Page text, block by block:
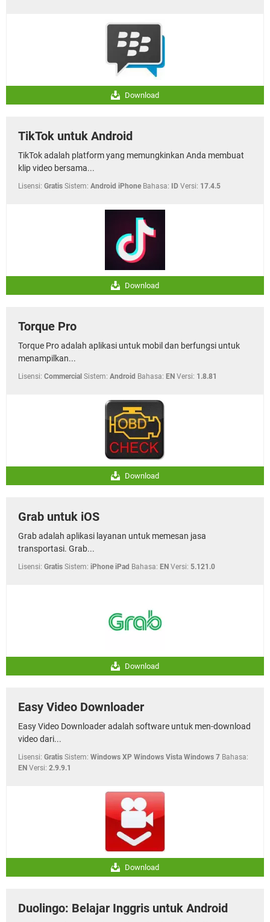
Download
TikTok untuk Android
TikTok adalah platform yang memungkinkan Anda membuat
klip video bersama...
Lisensi: Gratis Sistem: Android iPhone Bahasa: ID Versi: 17.4.5
Download
Torque Pro
Torque Pro adalah aplikasi untuk mobil dan berfungsi untuk
menampilkan...
Lisensi: Commercial Sistem: Android Bahasa: EN Versi: 1.8.81
Download
Grab untuk iOS
Grab adalah aplikasi layanan untuk memesan jasa
transportasi. Grab...
Lisensi: Gratis Sistem: iPhone iPad Bahasa: EN Versi: 5.121.0
Download
Easy Video Downloader
Easy Video Downloader adalah software untuk men-download
video dari...
Lisensi: Gratis Sistem: Windows XP Windows Vista Windows 7 Bahasa:
EN Versi: 2.9.9.1
Download
Duolingo: Belajar Inggris untuk Android